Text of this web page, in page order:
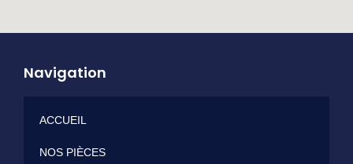
Navigation
ACCUEIL
NOS PIÈCES